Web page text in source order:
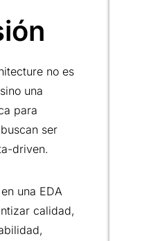
no es
una
para
ser
driven.
una EDA
calidad,